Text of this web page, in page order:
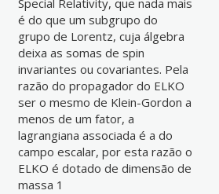
Special Relativity, que nada mais
é do que um subgrupo do
grupo de Lorentz, cuja álgebra
deixa as somas de spin
invariantes ou covariantes. Pela
razão do propagador do ELKO
ser o mesmo de Klein-Gordon a
menos de um fator, a
lagrangiana associada é a do
campo escalar, por esta razão o
ELKO é dotado de dimensão de
massa 1